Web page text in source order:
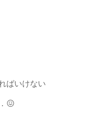
ばいけない
😖